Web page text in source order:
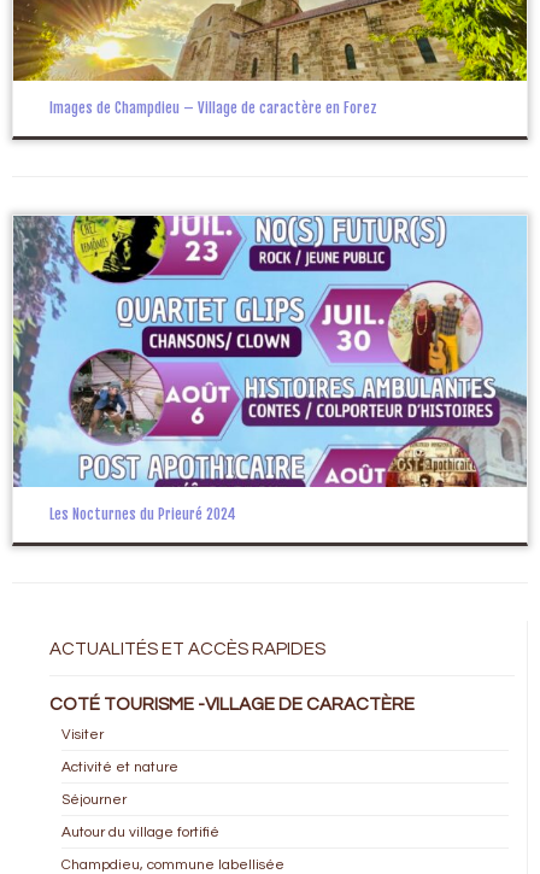
Images de Champdieu – Village de caractère en Forez
Les Nocturnes du Prieuré 2024
ACTUALITÉS ET ACCÈS RAPIDES
COTÉ TOURISME -VILLAGE DE CARACTÈRE
Visiter
Activité et nature
Séjourner
Autour du village fortifié
Champdieu, commune labellisée